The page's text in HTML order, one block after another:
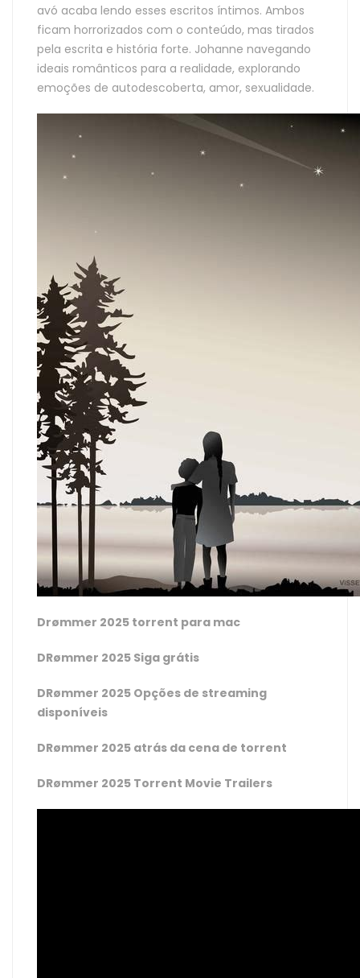
avó acaba lendo esses escritos íntimos. Ambos
ficam horrorizados com o conteúdo, mas tirados
pela escrita e história forte. Johanne navegando
ideais românticos para a realidade, explorando
emoções de autodescoberta, amor, sexualidade.
Drømmer 2025 torrent para mac
DRømmer 2025 Siga grátis
DRømmer 2025 Opções de streaming
disponíveis
DRømmer 2025 atrás da cena de torrent
DRømmer 2025 Torrent Movie Trailers